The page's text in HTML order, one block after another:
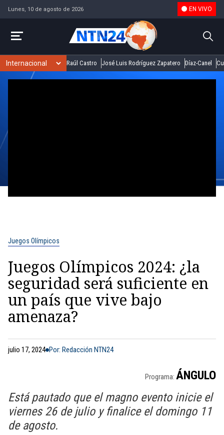
Lunes, 10 de agosto de 2026 EN VIVO
Raúl Castro José Luis Rodríguez Zapatero Díaz-Canel
Juegos Olímpicos
Juegos Olímpicos 2024: ¿la
seguridad será suficiente en
un país que vive bajo
amenaza?
julio 17, 2024 Por: Redacción NTN24
Programa: ÁNGULO
Está pautado que el magno evento inicie el
viernes 26 de julio y finalice el domingo 11
de agosto.